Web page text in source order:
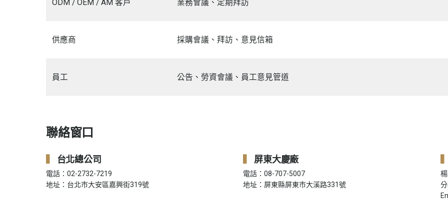
ODM / OEM / AM 客戶 業務會議、定期拜訪
供應商 採購會議、拜訪、意見信箱
員工 公告、勞資會議、員工意見管道
聯絡窗口
台北總公司
電話：02-2732-7219
地址：台北市大安區嘉興街319號
屏東大慶廠
電話：08-707-5007
地址：屏東縣屏東市大溪路331號